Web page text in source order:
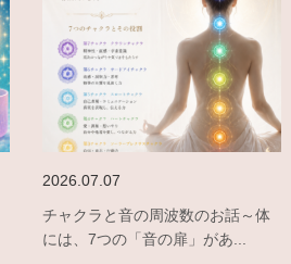
2026.07.07
チャクラと音の周波数のお話～体
には、7つの「音の扉」があ...